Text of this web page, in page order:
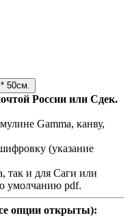
России или Сдек.
Gamma, канву,
(указание
так и для Саги или
умолчанию pdf.
опции открыты):